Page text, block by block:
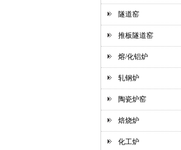
隧道窑
推板隧道窑
熔/化铝炉
轧钢炉
陶瓷炉窑
焙烧炉
化工炉